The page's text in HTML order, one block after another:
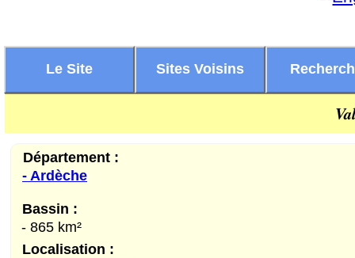
Le Site Sites Voisins
Département :
- Ardèche
Bassin :
- 865 km²
Localisation :